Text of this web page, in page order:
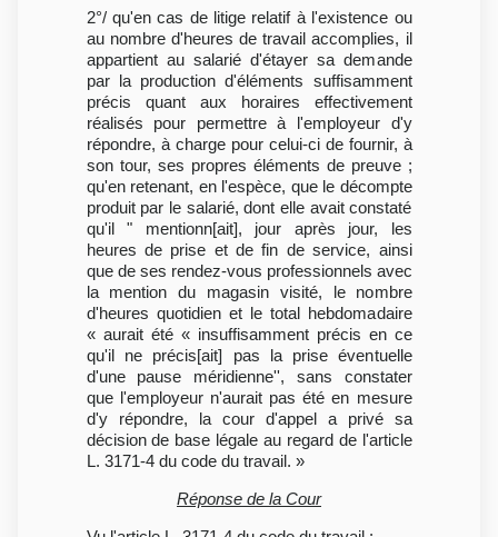
2°/ qu'en cas de litige relatif à l'existence ou
au nombre d'heures de travail accomplies, il
appartient au salarié d'étayer sa demande
par la production d'éléments suffisamment
précis quant aux horaires effectivement
réalisés pour permettre à l'employeur d'y
répondre, à charge pour celui-ci de fournir, à
son tour, ses propres éléments de preuve ;
qu'en retenant, en l'espèce, que le décompte
produit par le salarié, dont elle avait constaté
qu'il " mentionn[ait], jour après jour, les
heures de prise et de fin de service, ainsi
que de ses rendez-vous professionnels avec
la mention du magasin visité, le nombre
d'heures quotidien et le total hebdomadaire
« aurait été « insuffisamment précis en ce
qu'il ne précis[ait] pas la prise éventuelle
d'une pause méridienne'', sans constater
que l'employeur n'aurait pas été en mesure
d'y répondre, la cour d'appel a privé sa
décision de base légale au regard de l'article
L. 3171-4 du code du travail. »
Réponse de la Cour